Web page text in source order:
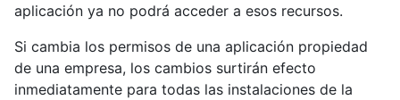
aplicación ya no podrá acceder a esos recursos.
Si cambia los permisos de una aplicación propiedad
de una empresa, los cambios surtirán efecto
inmediatamente para todas las instalaciones de la